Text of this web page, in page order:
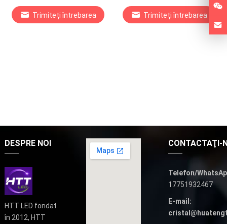
Trimiteți întrebarea Trimiteți întrebarea
DESPRE NOI
HTT LED fondat
în 2012, HTT
CONTACTAŢI-
Telefon/
17751932467
E-mail: